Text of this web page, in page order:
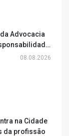
Advocacia
08.08.2026
na Cidade
da profissão